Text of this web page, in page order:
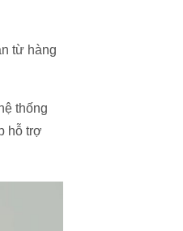
từ hàng
thống
hỗ trợ